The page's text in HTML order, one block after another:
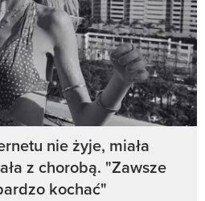
nie żyje, miała
z chorobą. "Zawsze
kochać"